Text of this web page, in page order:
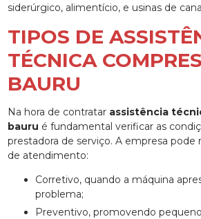
siderúrgico, alimentício, e usinas de
TIPOS DE
TÉCNICA
BAURU
Na hora de contratar assistência
bauru é fundamental verificar as
prestadora de serviço. A empresa pode
de atendimento:
corretivo, quando a máquina apresentar algum
problema;
preventivo, promovendo pequenos ajustes e trocas de